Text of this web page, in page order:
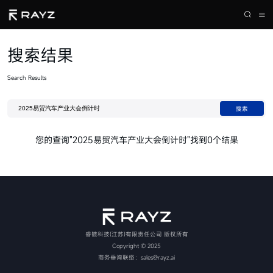
 
热门搜索：
2025易贸汽车产业大会倒计时
RAYZ睿镞科技荣获金辑奖"最具成长价值奖",以创新激光雷达技术引领智能驾驶新纪元
行业盛会|睿镞科技诚邀您共聚易贸汽车产业展
搜索结果
Search Results
搜索
您的查询"2025易贸汽车产业大会倒计时"找到0个结果
睿镞科技(江苏)有限责任公司 版权所有
Copyright © 2025
商务垂询联络：sales@rayz.ai